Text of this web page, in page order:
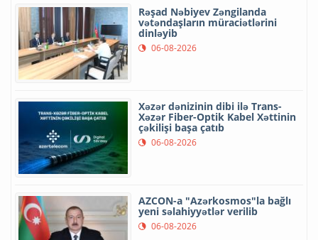
Rəşad Nəbiyev Zəngilanda
vətəndaşların müraciətlərini
dinləyib
06-08-2026
Xəzər dənizinin dibi ilə Trans-
Xəzər Fiber-Optik Kabel Xəttinin
çəkilişi başa çatıb
06-08-2026
AZCON-a "Azərkosmos"la bağlı
yeni səlahiyyətlər verilib
06-08-2026